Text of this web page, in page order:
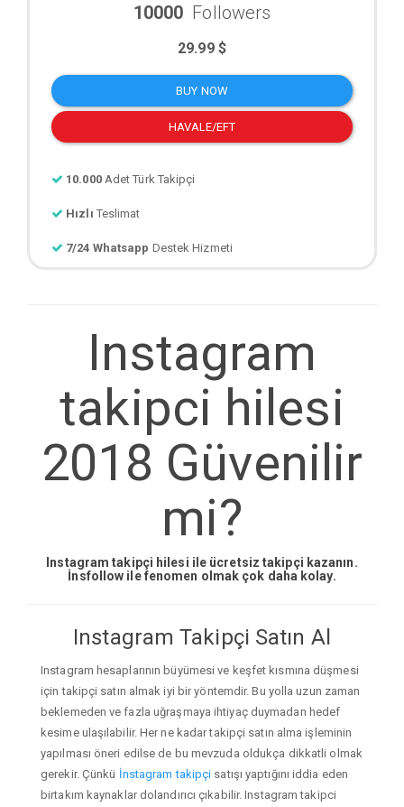
10000 Followers
29.99 $
BUY NOW
HAVALE/EFT
10.000 Adet Türk Takipçi
Hızlı Teslimat
7/24 Whatsapp Destek Hizmeti
Instagram
takipci hilesi
2018 Güvenilir
mi?
Instagram takipçi hilesi ile ücretsiz takipçi kazanın.
İnsfollow ile fenomen olmak çok daha kolay.
Instagram Takipçi Satın Al
Instagram hesaplarının büyümesi ve keşfet kısmına düşmesi
için takipçi satın almak iyi bir yöntemdir. Bu yolla uzun zaman
beklemeden ve fazla uğraşmaya ihtiyaç duymadan hedef
kesime ulaşılabilir. Her ne kadar takipçi satın alma işleminin
yapılması öneri edilse de bu mevzuda oldukça dikkatli olmak
gerekir. Çünkü İnstagram takipçi satışı yaptığını iddia eden
birtakım kaynaklar dolandırıcı çıkabilir. Instagram takipci